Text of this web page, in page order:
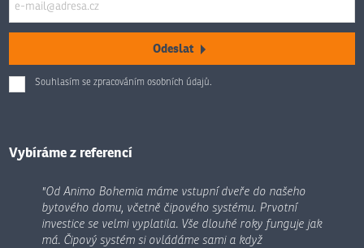
Odeslat
Souhlasím se zpracováním osobních údajů
Formulář
odeslat.
Vybíráme z referencí
"Od Animo Bohemia máme vstupní dveře do našeho
bytového domu, včetně čipového systému. Prvotní
investice se velmi vyplatila. Vše dlouhé roky funguje jak
má. Čipový systém si ovládáme sami a když